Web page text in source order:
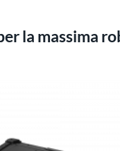
la massima